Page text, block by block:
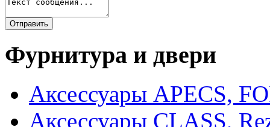
Фурнитура и двери
Аксессуары APECS,
Аксессуары CLASS,